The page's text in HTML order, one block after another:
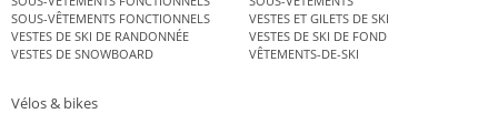
SOUS-VÊTEMENTS FONCTIONNELS
VESTES ET GILETS DE SKI
VESTES DE SKI DE RANDONNÉE
VESTES DE SKI DE FOND
VESTES DE SNOWBOARD
VÊTEMENTS-DE-SKI
Vélos & bikes